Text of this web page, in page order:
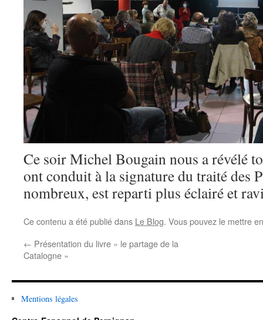
Ce soir Michel Bougain nous a révélé
ont conduit à la signature du traité des
nombreux, est reparti plus éclairé et
Ce contenu a été publié dans Le Blog. Vous pouvez le mettre
← Présentation du livre « le partage de la
Catalogne »
Mentions légales